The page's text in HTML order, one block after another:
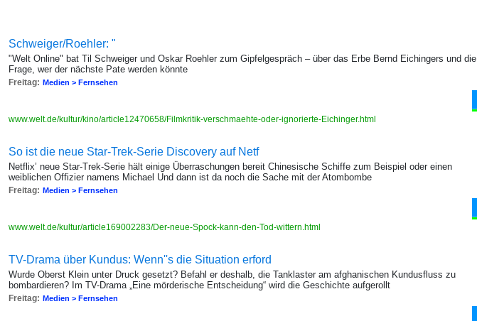
Schweiger/Roehler: "
"Welt Online" bat Til Schweiger und Oskar Roehler zum Gipfelgespräch – über das Erbe Bernd Eichingers und die
Frage, wer der nächste Pate werden könnte
Freitag: Medien > Fernsehen
www.welt.de/kultur/kino/article12470658/Filmkritik-verschmaehte-oder-ignorierte-Eichinger.html
So ist die neue Star-Trek-Serie Discovery auf Netf
Netflix’ neue Star-Trek-Serie hält einige Überraschungen bereit Chinesische Schiffe zum Beispiel oder einen
weiblichen Offizier namens Michael Und dann ist da noch die Sache mit der Atombombe
Freitag: Medien > Fernsehen
www.welt.de/kultur/article169002283/Der-neue-Spock-kann-den-Tod-wittern.html
TV-Drama über Kundus: Wenn''s die Situation erford
Wurde Oberst Klein unter Druck gesetzt? Befahl er deshalb, die Tanklaster am afghanischen Kundusfluss zu
bombardieren? Im TV-Drama „Eine mörderische Entscheidung“ wird die Geschichte aufgerollt
Freitag: Medien > Fernsehen